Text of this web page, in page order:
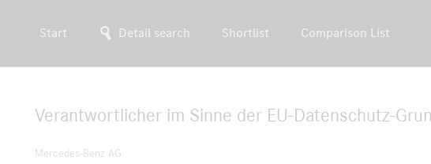
Start Detail search Shortlist Comparison List
Verantwortlicher im Sinne der EU-Datenschutz-
Mercedes-Benz AG